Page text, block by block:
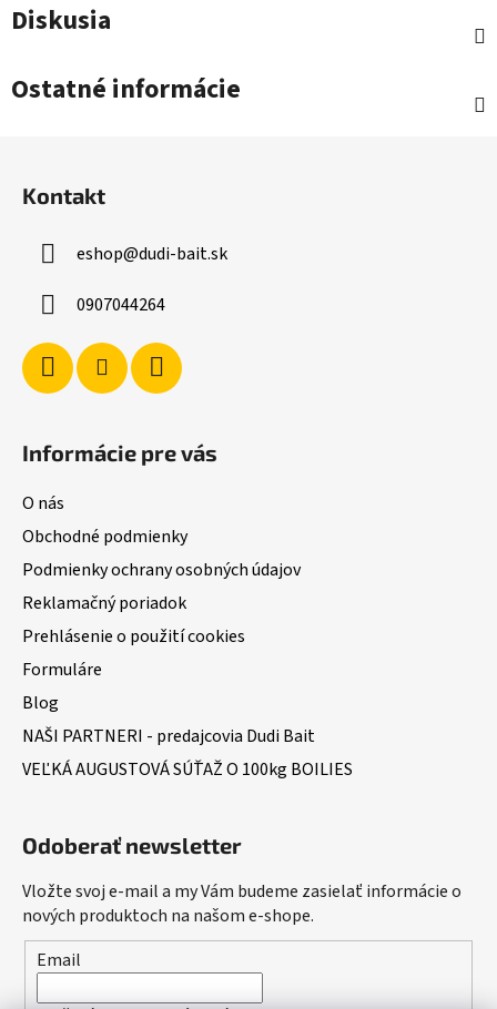
Diskusia
Ostatné informácie
Kontakt
eshop@dudi-bait.sk
0907044264
Informácie pre vás
O nás
Obchodné podmienky
Podmienky ochrany osobných údajov
Reklamačný poriadok
Prehlásenie o použití cookies
Formuláre
Blog
NAŠI PARTNERI - predajcovia Dudi Bait
VEĽKÁ AUGUSTOVÁ SÚŤAŽ O 100kg BOILIES
Odoberať newsletter
Vložte svoj e-mail a my Vám budeme zasielať informácie o
nových produktoch na našom e-shope.
Email